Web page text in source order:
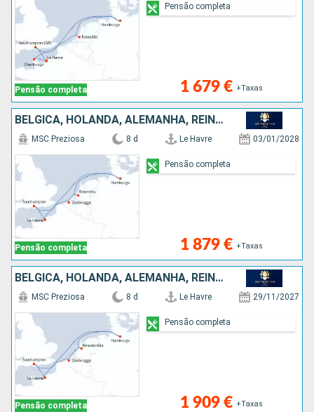
Pensão completa 1 679 € +Taxas
Pensão completa
BÉLGICA, HOLANDA, ALEMANHA, REINO UNIDO, FRANÇA
Pensão completa
MSC Preziosa 8 d Le Havre 03/01/2028
1 879 € +Taxas
Pensão completa
BÉLGICA, HOLANDA, ALEMANHA, REINO UNIDO, FRANÇA
Pensão completa
MSC Preziosa 8 d Le Havre 29/11/2027
1 909 € +Taxas
Pensão completa